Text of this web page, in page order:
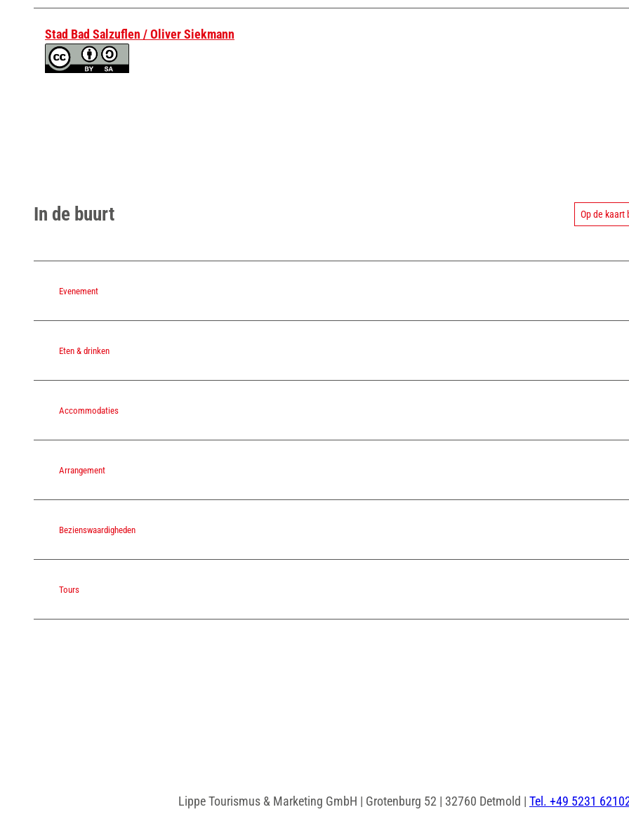
Stad Bad Salzuflen / Oliver Siekmann
In de buurt Op de kaart
Evenement
Eten & drinken
Accommodaties
Arrangement
Bezienswaardigheden
Tours
Lippe Tourismus & Marketing GmbH | Grotenburg 52 | 32760 Detmold | Tel. +49 5231